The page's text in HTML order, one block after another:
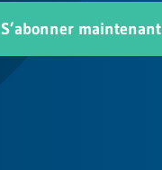
S’abonner maintenant